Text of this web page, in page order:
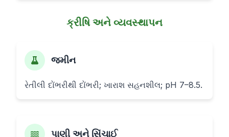
ક્રીષિ અને વ્યવસ્થાપન
જમીન
રેતીલી દોંભરીથી દોંભરી; ખારાશ સહનશીલ; pH 7–8.5.
પાણી અને સિંચાઈ